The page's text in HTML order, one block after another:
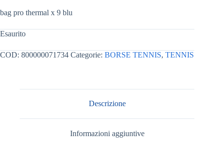
bag pro thermal x 9 blu
Esaurito
COD: 800000071734 Categorie: BORSE TENNIS, TENNIS
Descrizione
Informazioni aggiuntive